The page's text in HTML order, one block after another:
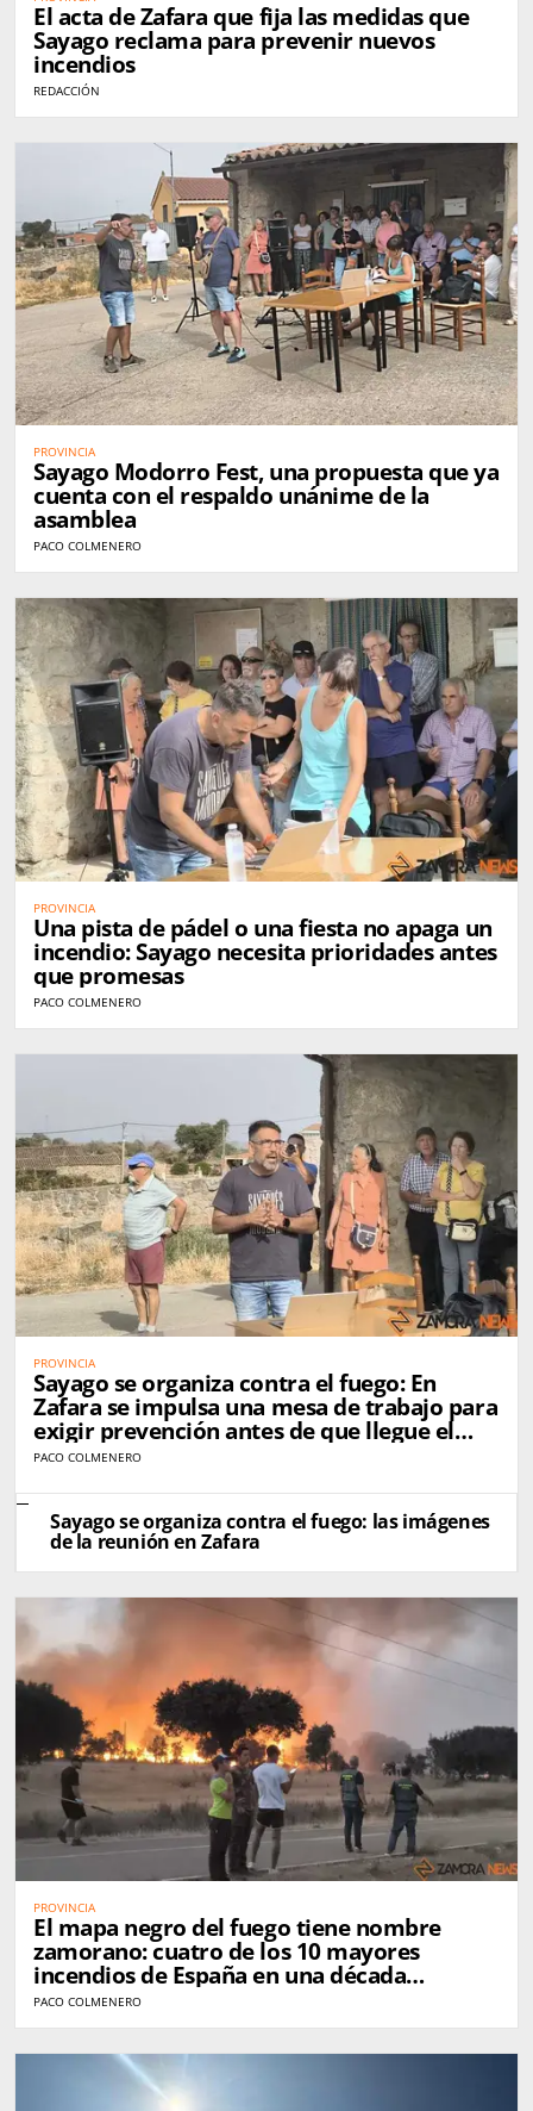
El acta de Zafara que fija las medidas que
Sayago reclama para prevenir nuevos
incendios
REDACCIÓN
PROVINCIA
Sayago Modorro Fest, una propuesta que ya
cuenta con el respaldo unánime de la
asamblea
PACO COLMENERO
PROVINCIA
Una pista de pádel o una fiesta no apaga un
incendio: Sayago necesita prioridades antes
que promesas
PACO COLMENERO
PROVINCIA
Sayago se organiza contra el fuego: En
Zafara se impulsa una mesa de trabajo para
exigir prevención antes de que llegue el
próximo incendio
PACO COLMENERO
Sayago se organiza contra el fuego: las imágenes
de la reunión en Zafara
PROVINCIA
El mapa negro del fuego tiene nombre
zamorano: cuatro de los 10 mayores
incendios de España en una década
golpearon Zamora
PACO COLMENERO